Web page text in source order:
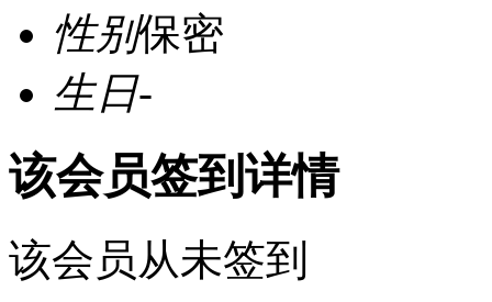
性别保密
生日-
该会员签到详情
该会员从未签到